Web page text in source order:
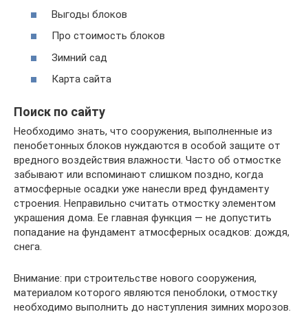
Выгоды блоков
Про стоимость блоков
Зимний сад
Карта сайта
Поиск по сайту
Необходимо знать, что сооружения, выполненные из
пенобетонных блоков нуждаются в особой защите от
вредного воздействия влажности. Часто об отмостке
забывают или вспоминают слишком поздно, когда
атмосферные осадки уже нанесли вред фундаменту
строения. Неправильно считать отмостку элементом
украшения дома. Ее главная функция — не допустить
попадание на фундамент атмосферных осадков: дождя,
снега.
Внимание: при строительстве нового сооружения,
материалом которого являются пеноблоки, отмостку
необходимо выполнить до наступления зимних морозов.